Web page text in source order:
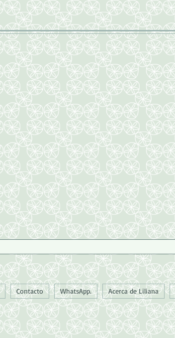
Contacto WhatsApp. Acerca de Liliana